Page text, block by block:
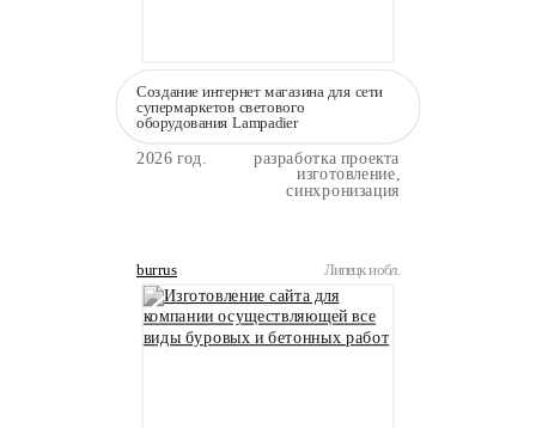
Создание интернет магазина для сети
супермаркетов светового
оборудования Lampadier
2026 год. разработка проекта
изготовление,
синхронизация
burrus Липецк и обл.